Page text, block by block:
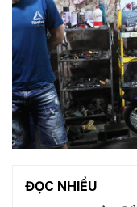
ĐỌC NHIỀU